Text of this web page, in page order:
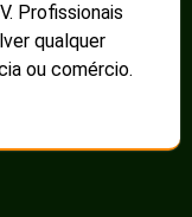
Profissionais
qualquer
ou comércio.